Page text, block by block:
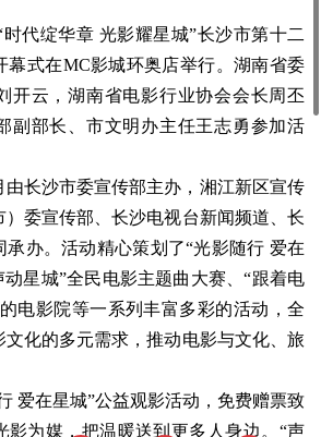
代绽华章 光影耀星城”长沙市第十二
幕式在MC影城环奥店举行。湖南省委
开云，湖南省电影行业协会会长周丕
副部长、市文明办主任王志勇参加活
由长沙市委宣传部主办，湘江新区宣传
）委宣传部、长沙电视台新闻频道、长
承办。活动精心策划了“光影随行 爱在
动星城”全民电影主题曲大赛、“跟着电
电影院等一系列丰富多彩的活动，全
化的多元需求，推动电影与文化、旅
爱在星城”公益观影活动，免费赠票致
影为媒，把温暖送到更多人身边。“声